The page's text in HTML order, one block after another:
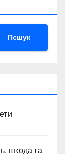
Пошук
шкода та